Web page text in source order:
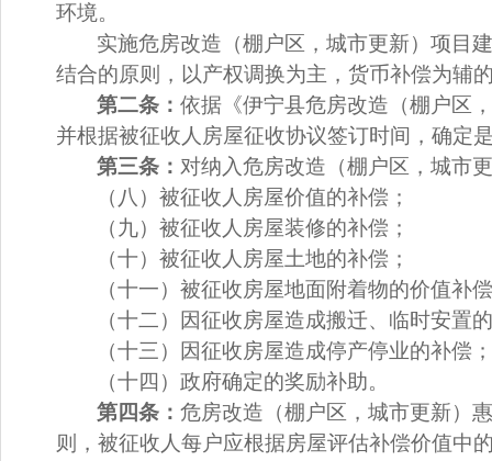
环境。
实施危房改造（棚户区 ，城市更新）项目
结合的原则
， 以产权调换为主，货币补偿为辅
第二条：依据 《伊宁县危房改造（棚户区
并根据被征收人房屋征收协议签订时间，确定
第三条： 对纳入危房改造（棚户区 ，城市
（八）被征收人房屋价值的补偿；
（九）被征收人房屋装修的补偿；
（十）被征收人房屋土地的补偿；
（十一）被征收房屋地面附着物的价值补
（十二）
因征收房屋造成搬迁、临时安置
（十三）
因征收房屋造成停产停业的补偿
（十四）政府确定的奖励补助。
第四条：危房改造（棚户区 ，城市更新）
则，被征收人每户应根据房屋评估补偿价值中